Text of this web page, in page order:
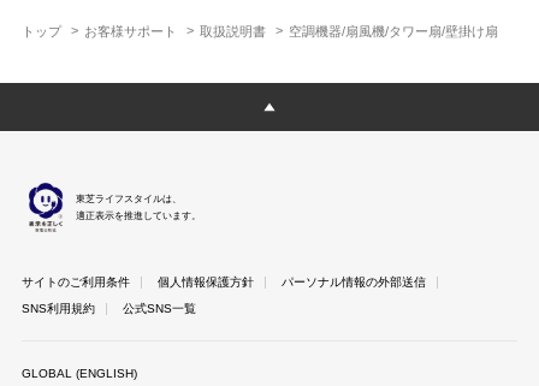
トップ お客様サポート 取扱説明書 空調機器/扇風機/タワー扇/壁掛け扇
東芝ライフスタイルは、
適正表示を推進しています。
サイトのご利用条件 個人情報保護方針
パーソナル情報の外部送信
SNS利用規約
公式SNS一覧
GLOBAL (ENGLISH)